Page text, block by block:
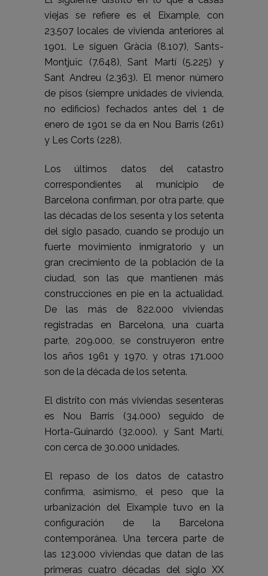
viejas se refiere es el Eixample, con
23.507 locales de vivienda anteriores al
1901. Le siguen Gràcia (8.107), Sants-
Montjuïc (7.648), Sant Martí (5.225) y
Sant Andreu (2.363). El menor número
de pisos (siempre unidades de vivienda,
no edificios) fechados antes del 1 de
enero de 1901 se da en Nou Barris (261)
y Les Corts (228).
Los últimos datos del catastro
correspondientes al municipio de
Barcelona confirman, por otra parte, que
las décadas de los sesenta y los setenta
del siglo pasado, cuando se produjo un
fuerte movimiento inmigratorio y un
gran crecimiento de la población de la
ciudad, son las que mantienen más
construcciones en pie en la actualidad.
De las más de 822.000 viviendas
registradas en Barcelona, una cuarta
parte, 209.000, se construyeron entre
los años 1961 y 1970, y otras 171.000
son de la década de los setenta.
El distrito con más viviendas sesenteras
es Nou Barris (34.000) seguido de
Horta-Guinardó (32.000). y Sant Martí,
con cerca de 30.000 unidades.
El repaso de los datos de catastro
confirma, asimismo, el peso que la
urbanización del Eixample tuvo en la
configuración de la Barcelona
contemporánea. Una tercera parte de
las 123.000 viviendas que datan de las
primeras cuatro décadas del siglo XX